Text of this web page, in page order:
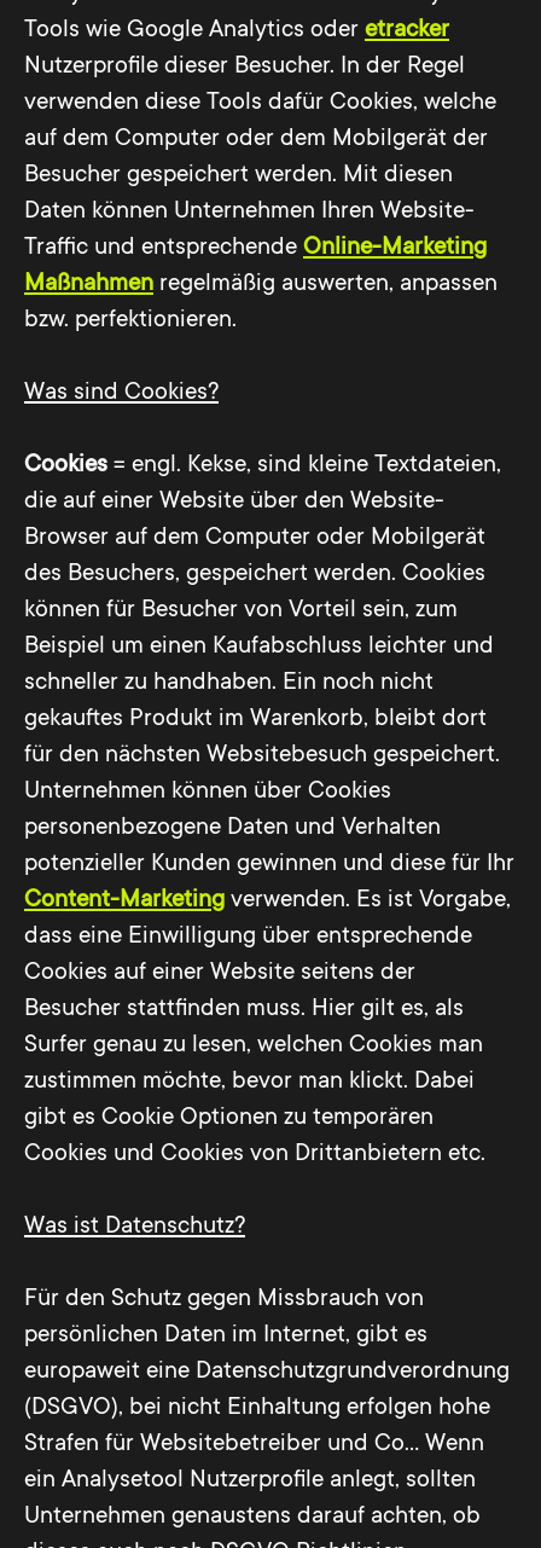
Tools wie Google Analytics oder etracker
Nutzerprofile dieser Besucher. In der Regel
verwenden diese Tools dafür Cookies, welche
auf dem Computer oder dem Mobilgerät der
Besucher gespeichert werden. Mit diesen
Daten können Unternehmen Ihren Website-
Traffic und entsprechende Online-Marketing
Maßnahmen regelmäßig auswerten, anpassen
bzw. perfektionieren.
Was sind Cookies?
Cookies = engl. Kekse, sind kleine Textdateien,
die auf einer Website über den Website-
Browser auf dem Computer oder Mobilgerät
des Besuchers, gespeichert werden. Cookies
können für Besucher von Vorteil sein, zum
Beispiel um einen Kaufabschluss leichter und
schneller zu handhaben. Ein noch nicht
gekauftes Produkt im Warenkorb, bleibt dort
für den nächsten Websitebesuch gespeichert.
Unternehmen können über Cookies
personenbezogene Daten und Verhalten
potenzieller Kunden gewinnen und diese für Ihr
Content-Marketing verwenden. Es ist Vorgabe,
dass eine Einwilligung über entsprechende
Cookies auf einer Website seitens der
Besucher stattfinden muss. Hier gilt es, als
Surfer genau zu lesen, welchen Cookies man
zustimmen möchte, bevor man klickt. Dabei
gibt es Cookie Optionen zu temporären
Cookies und Cookies von Drittanbietern etc.
Was ist Datenschutz?
Für den Schutz gegen Missbrauch von
persönlichen Daten im Internet, gibt es
europaweit eine Datenschutzgrundverordnung
(DSGVO), bei nicht Einhaltung erfolgen hohe
Strafen für Websitebetreiber und Co... Wenn
ein Analysetool Nutzerprofile anlegt, sollten
Unternehmen genaustens darauf achten, ob